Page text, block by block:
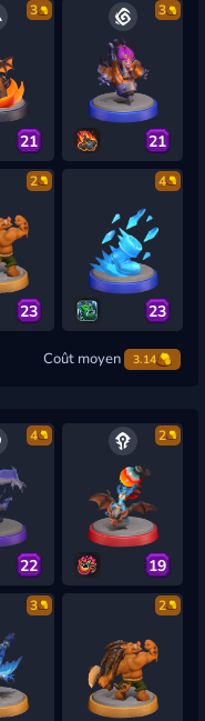
3
21
3
21
2
23
4
23
Coût moyen 3.14
4
22
2
19
3 2